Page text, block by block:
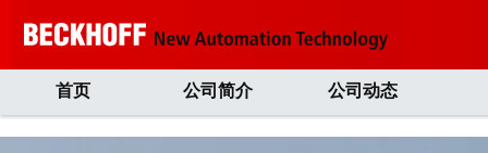
首页 公司简介 公司动态